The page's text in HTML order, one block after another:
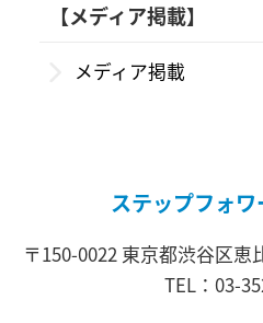
【メディア掲載】
メディア掲載
ステップフォ
〒150-0022 東京都渋谷区恵
TEL：03-